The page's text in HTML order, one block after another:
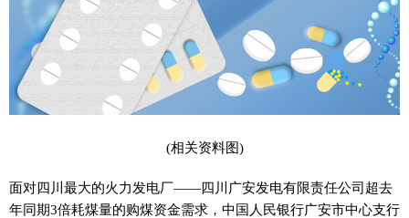
(相关资料图)
面对四川最大的火力发电厂——四川广安发电有限责任公司超去
年同期3倍耗煤量的购煤资金需求，中国人民银行广安市中心支行